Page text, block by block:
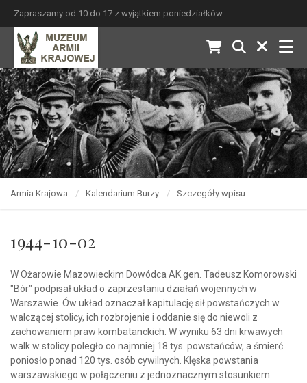
Zapraszamy od 10 do 17 z wyjątkiem poniedziałków
Armia Krajowa Kalendarium Burzy Szczegóły wpisu
1944-10-02
W Ożarowie Mazowieckim Dowódca AK gen. Tadeusz Komorowski
"Bór" podpisał układ o zaprzestaniu działań wojennych w
Warszawie. Ów układ oznaczał kapitulację sił powstańczych w
walczącej stolicy, ich rozbrojenie i oddanie się do niewoli z
zachowaniem praw kombatanckich. W wyniku 63 dni krwawych
walk w stolicy poległo co najmniej 18 tys. powstańców, a śmierć
poniosło ponad 120 tys. osób cywilnych. Klęska powstania
warszawskiego w połączeniu z jednoznacznym stosunkiem